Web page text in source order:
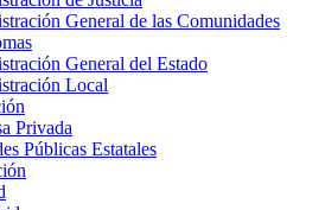
General de las Comunidades
General del Estado
Local
Privada
Públicas Estatales